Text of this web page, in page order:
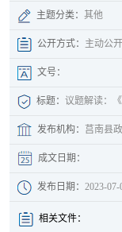
主题分类： 其他
公开方式： 主动公开
文号：
标题： 议题解读：
发布机构： 莒南县
成文日期：
发布日期： 2023-07-
相关文件：